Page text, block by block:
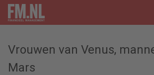
Vrouwen van Venus,
Mars